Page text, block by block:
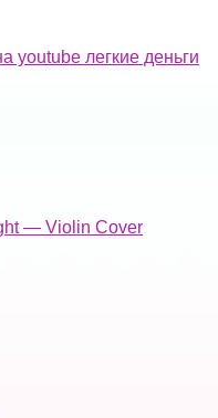
youtube легкие деньги
— Violin Cover